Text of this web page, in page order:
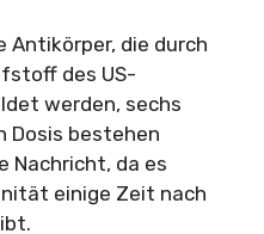
Antikörper, die durch
des US-
werden, sechs
Dosis bestehen
Nachricht, da es
einige Zeit nach